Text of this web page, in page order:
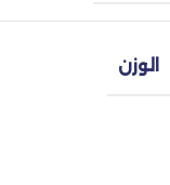
الوزن